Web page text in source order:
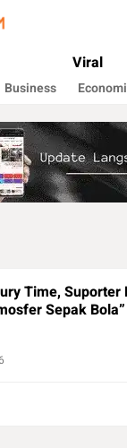
di
Viral
Business
Time,
Sepak Bola”